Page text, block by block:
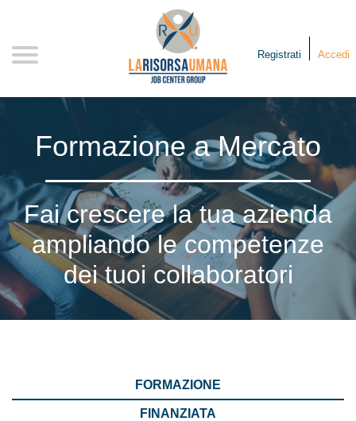
Registrati Accedi
Formazione a Mercato
Fai crescere la tua azienda
ampliando le competenze
dei tuoi collaboratori
FORMAZIONE
FINANZIATA